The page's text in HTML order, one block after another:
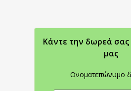
Κάντε την δωρεά
μας
Ονοματεπώνυμο